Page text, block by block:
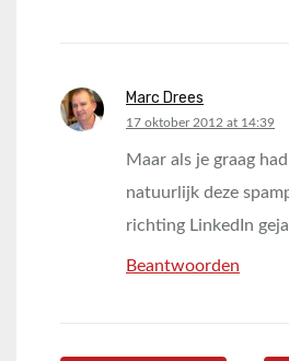
Marc Drees
says:
17 oktober 2012 at 14:39
Maar als je graag
natuurlijk deze
richting LinkedIn
Beantwoorden